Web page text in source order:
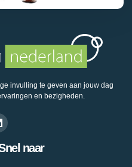
invulling te geven aan jouw dag
en bezigheden.
naar